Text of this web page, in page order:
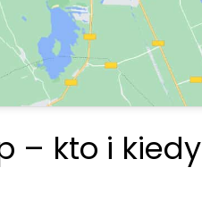
– kto i kiedy